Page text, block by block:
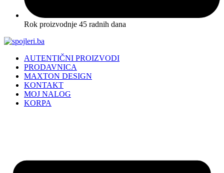
Rok proizvodnje 45 radnih dana
AUTENTIČNI PROIZVODI
PRODAVNICA
MAXTON DESIGN
KONTAKT
MOJ NALOG
KORPA